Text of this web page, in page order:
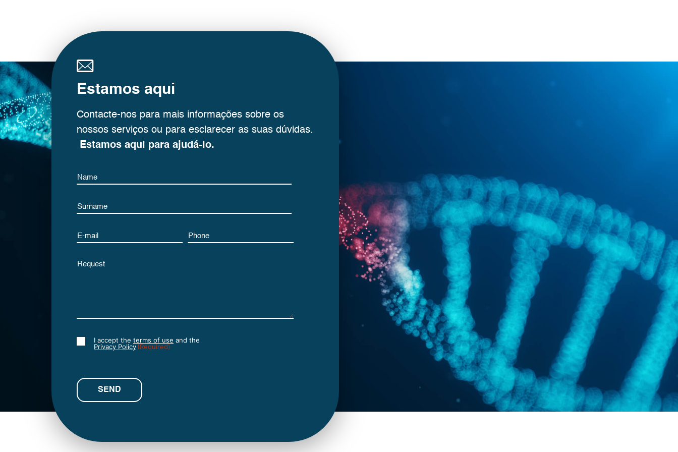
Estamos aqui
Contacte-nos para mais informações sobre os
nossos serviços ou para esclarecer as suas dúvidas.
Estamos aqui para ajudá-lo.
Name
Name
Email Phone
Untitled
Consent
I accept the terms of use and the
Privacy Policy(Required)